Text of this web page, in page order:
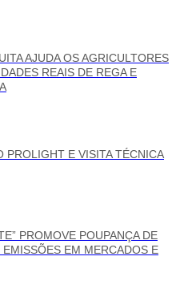
AJUDA OS AGRICULTORES
REAIS DE REGA E
PROLIGHT E VISITA TÉCNICA
PROMOVE POUPANÇA DE
EM MERCADOS E